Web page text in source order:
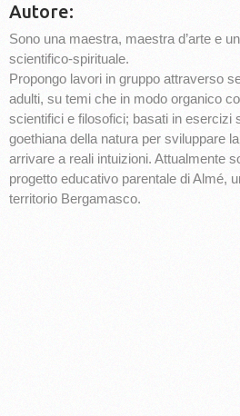
Autore:
Sono una maestra, maestra d’arte e
scientifico-spirituale.
Propongo lavori in gruppo attraverso
adulti, su temi che in modo organico
scientifici e filosofici; basati in esercizi
goethiana della natura per sviluppare
arrivare a reali intuizioni. Attualmente
progetto educativo parentale di Almé,
territorio Bergamasco.